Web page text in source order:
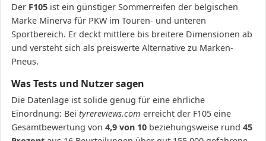
Der F105 ist ein günstiger Sommerreifen der belgischen
Marke Minerva für PKW im Touren- und unteren
Sportbereich. Er deckt mittlere bis breitere Dimensionen ab
und versteht sich als preiswerte Alternative zu Marken-
Pneus.
Was Tests und Nutzer sagen
Die Datenlage ist solide genug für eine ehrliche
Einordnung: Bei tyrereviews.com erreicht der F105 eine
Gesamtbewertung von 4,9 von 10 beziehungsweise rund 45